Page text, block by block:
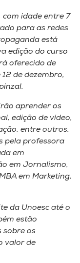
com idade entre 7
para as redes
está
edição do curso
oferecido de
de dezembro,
aprender os
edição de vídeo,
entre outros.
pela professora
em
em Jornalismo,
em Marketing,
da Unoesc até o
estão
sobre os
valor de